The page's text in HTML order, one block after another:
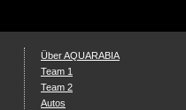
Über AQUARABIA
Team 1
Team 2
Autos